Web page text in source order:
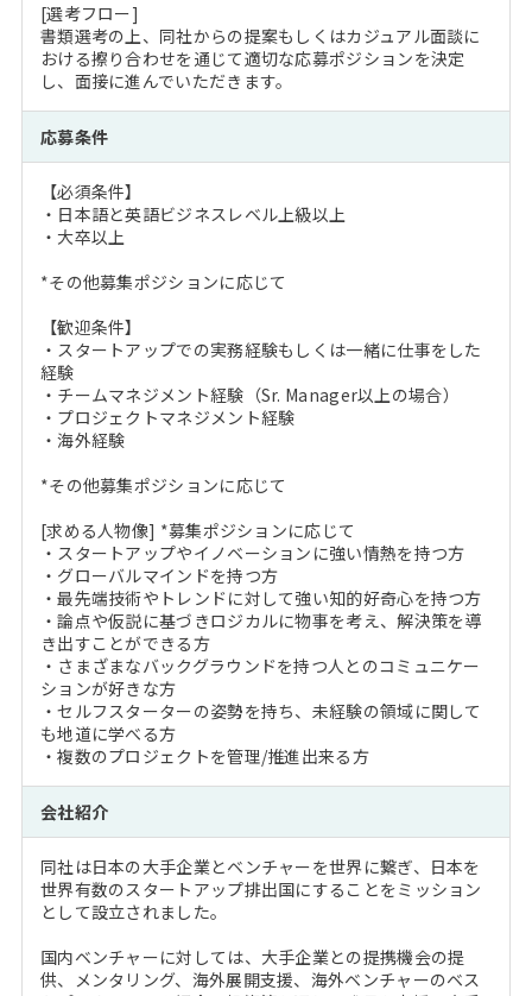
[選考フロー]
書類選考の上、同社からの提案もしくはカジュアル面談に
おける擦り合わせを通じて適切な応募ポジションを決定
し、面接に進んでいただきます。
応募条件
【必須条件】
・日本語と英語ビジネスレベル上級以上
・大卒以上
*その他募集ポジションに応じて
【歓迎条件】
・スタートアップでの実務経験もしくは一緒に仕事をした
経験
・チームマネジメント経験（Sr. Manager以上の場合）
・プロジェクトマネジメント経験
・海外経験
*その他募集ポジションに応じて
[求める人物像] *募集ポジションに応じて
・スタートアップやイノベーションに強い情熱を持つ方
・グローバルマインドを持つ方
・最先端技術やトレンドに対して強い知的好奇心を持つ方
・論点や仮説に基づきロジカルに物事を考え、解決策を導
き出すことができる方
・さまざまなバックグラウンドを持つ人とのコミュニケー
ションが好きな方
・セルフスターターの姿勢を持ち、未経験の領域に関して
も地道に学べる方
・複数のプロジェクトを管理/推進出来る方
会社紹介
同社は日本の大手企業とベンチャーを世界に繋ぎ、日本を
世界有数のスタートアップ排出国にすることをミッション
として設立されました。
国内ベンチャーに対しては、大手企業との提携機会の提
供、メンタリング、海外展開支援、海外ベンチャーのベス